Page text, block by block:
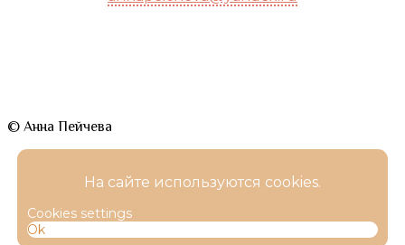
© Анна Пейчева
На сайте используются cookies.
Cookies settings
Ok